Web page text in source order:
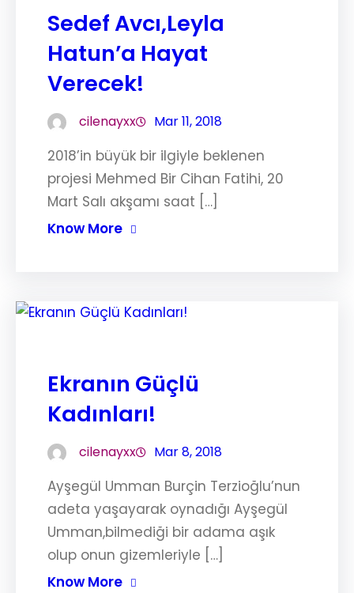
Sedef Avcı,Leyla
Hatun’a Hayat
Verecek!
cilenayxx Mar 11, 2018
2018’in büyük bir ilgiyle beklenen
projesi Mehmed Bir Cihan Fatihi, 20
Mart Salı akşamı saat […]
Know More
Ekranın Güçlü
Kadınları!
cilenayxx Mar 8, 2018
Ayşegül Umman Burçin Terzioğlu’nun
adeta yaşayarak oynadığı Ayşegül
Umman,bilmediği bir adama aşık
olup onun gizemleriyle […]
Know More